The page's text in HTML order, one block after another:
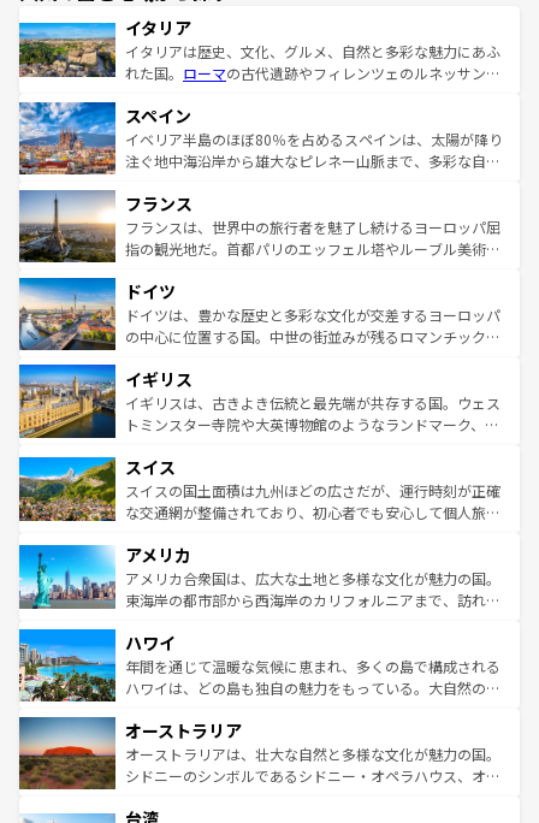
イタリア
イタリアは歴史、文化、グルメ、自然と多彩な魅力にあふ
れた国。 ローマの古代遺跡やフィレンツェのルネッサンス
ろん、トスカーナの美しい田園風景やアマルフィ海岸の絶
景など、自然景観も見逃せない。観光の合間には、本場の
ピザやパスタなど、絶品のイタリア料理を堪能することも
ませてくれるイタリアで、忘れられない旅をしてみよう！
なお、新着のイタリア情報はコンテンツ一覧 を参照してほ
しい。
スペイン
イベリア半島のほぼ80％を占めるスペインは、太陽が降り
注ぐ地中海沿岸から雄大なピレネー山脈まで、多彩な自然
文化が根付くこの国では、情熱的なフラメンコ、熱気あふ
れる闘牛、そして美味しいタパスが生活の一部となってい
る。首都マドリードの洗練された雰囲気や、バルセロナの
の城塞都市、穏やかなビーチリゾートまで多彩な表情を見
せる。地方によって風土や気候が異なるスペインはその個
性で訪れる人を魅了する。 なお、新着のスペイン情報はコ
フランス
フランスは、世界中の旅行者を魅了し続けるヨーロッパ屈
指の観光地だ。首都パリのエッフェル塔やルーブル美術館
で、幅広い魅力が詰まっている。華麗な宮殿、歴史的な大
聖堂、美しいビーチ、そして豊かな自然が、訪れる者を心
から魅了する。また、フランスは美食の国としても知ら
いる。シャンパンの発祥地であるランス、プロヴァンスの
香り高いラベンダー畑など、多彩な楽しみ方が可能だ。さ
らに、パリ以外の地域にも魅力が溢れており、どの街角に
れる地方に足を運ぶとそれぞれで全く異なる文化を体験で
きるだろう。 なお、新着のフランス情報はコンテンツ一覧
を参照してほしい。
ドイツ
ドイツは、豊かな歴史と多彩な文化が交差するヨーロッパ
の中心に位置する国。中世の街並みが残るロマンチック街
顔を持つこの国は、どこを歩いても飽きることがない。ベ
ルリンの文化的活気、バイエルン州のアルプスの絶景、そ
してライン川沿いのワイン畑といった風景は必見。ビール
は、お酒好きな人にはぜひ体験してほしい。 なお、新着の
ドイツ情報はコンテンツ一覧を参照してほしい。
イギリス
イギリスは、古きよき伝統と最先端が共存する国。ウェス
トミンスター寺院や大英博物館のようなランドマーク、歴
リアごとに異なる魅力がある。また、優雅なアフタヌーン
ティー、ビール好きにはたまらない英国パブ、サッカー観
戦など、本場だからこそできる体験も豊富。イギリスを旅
ンツ一覧を参照してほしい。
スイス
スイスの国土面積は九州ほどの広さだが、運行時刻が正確
な交通網が整備されており、初心者でも安心して個人旅行
の建物がそのまま残る町や、スイスならではのユニークな
博物館もあり、アルプス観光だけでなく町歩きも満喫する
ことができる。国民の所得が高いため物価も高いが、旅行
ば市内交通費無料で観光を楽しむこともできる。 なお、新
着のスイス情報はコンテンツ一覧 を参照してほしい。
アメリカ
アメリカ合衆国は、広大な土地と多様な文化が魅力の国。
東海岸の都市部から西海岸のカリフォルニアまで、訪れる
のような巨大都市は、観光、ショッピング、エンターテイ
ンメントが詰まった刺激的なスポットだ。一方、アメリカ
西部には大自然が広がり、グランドキャニオンやイエロー
部のニューオーリンズでは、音楽と美食が融合した独特の
文化が魅力。旅行者はアメリカの各地域で異なる魅力を楽
しみながら、その多様性と豊かな歴史を感じることができ
ならではの贅沢な旅のスタイルだ。 なお、新着のアメリカ
ハワイ
年間を通じて温暖な気候に恵まれ、多くの島で構成される
ハワイは、どの島も独自の魅力をもっている。大自然の神
ワイ島は見逃せない。また、定番の観光地といえばオアフ
島だが、静かな自然を求めるならマウイ島やカウアイ島が
おすすめ。エメラルドグリーンに輝く海をはじめ、豊かな
れるおもてなしの心で訪れる人々を迎えてくれるハワイの
オーストラリア
オーストラリアは、壮大な自然と多様な文化が魅力の国。
シドニーのシンボルであるシドニー・オペラハウス、オー
リアリーフや大陸中央部にそびえるウルル（エアーズロッ
台湾